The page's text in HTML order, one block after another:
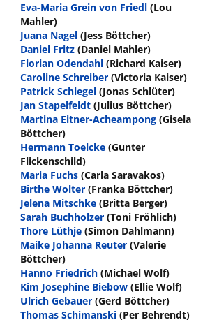
Eva-Maria Grein von Friedl (Lou
Mahler)
Juana Nagel (Jess Böttcher)
Daniel Fritz (Daniel Mahler)
Florian Odendahl (Richard Kaiser)
Caroline Schreiber (Victoria Kaiser)
Patrick Schlegel (Jonas Schlüter)
Jan Stapelfeldt (Julius Böttcher)
Martina Eitner-Acheampong (Gisela
Böttcher)
Hermann Toelcke (Gunter
Flickenschild)
Maria Fuchs (Carla Saravakos)
Birthe Wolter (Franka Böttcher)
Jelena Mitschke (Britta Berger)
Sarah Buchholzer (Toni Fröhlich)
Thore Lüthje (Simon Dahlmann)
Maike Johanna Reuter (Valerie
Böttcher)
Hanno Friedrich (Michael Wolf)
Kim Josephine Biebow (Ellie Wolf)
Ulrich Gebauer (Gerd Böttcher)
Thomas Schimanski (Per Behrendt)